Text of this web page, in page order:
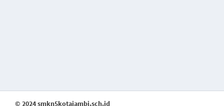
© 2024 smkn5kotajambi.sch.id